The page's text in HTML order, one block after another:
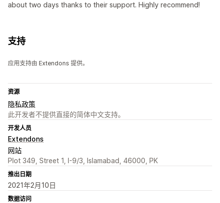
about two days thanks to their support. Highly recommend!
支持
应用支持由 Extendons 提供。
资源
隐私政策
此开发者不提供直接的简体中文支持。
开发人员
Extendons
网站
Plot 349, Street 1, I-9/3, Islamabad, 46000, PK
推出日期
2021年2月10日
数据访问